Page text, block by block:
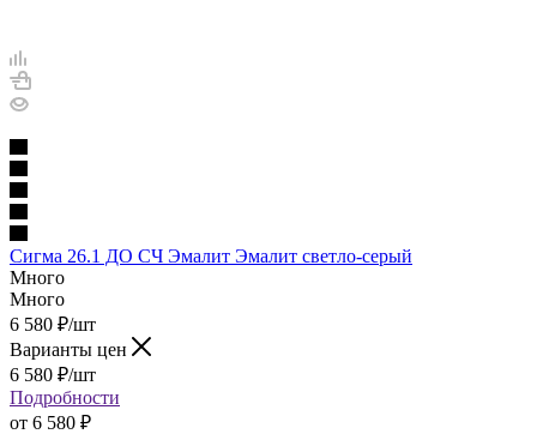
Сигма 26.1 ДО СЧ Эмалит Эмалит светло-серый
Много
Много
6 580 ₽/шт
Варианты цен
6 580 ₽/шт
Подробности
от 6 580 ₽